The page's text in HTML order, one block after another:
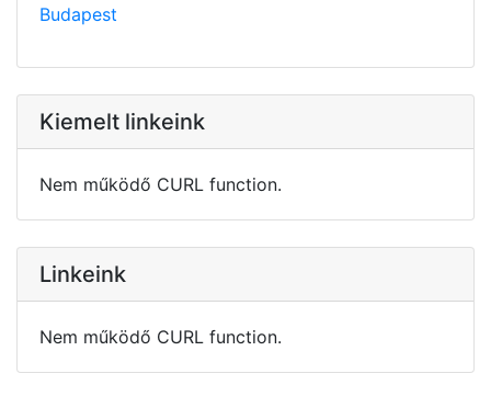
Budapest
Kiemelt linkeink
Nem működő CURL function.
Linkeink
Nem működő CURL function.